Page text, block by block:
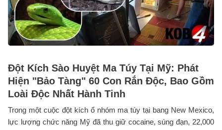
Đột Kích Sào Huyệt Ma Túy Tại Mỹ: Phát
Hiện "Bảo Tàng" 60 Con Rắn Độc, Bao Gồm
Loài Độc Nhất Hành Tinh
Trong một cuộc đột kích ổ nhóm ma túy tại bang New Mexico,
lực lượng chức năng Mỹ đã thu giữ cocaine, súng đạn, 22,000